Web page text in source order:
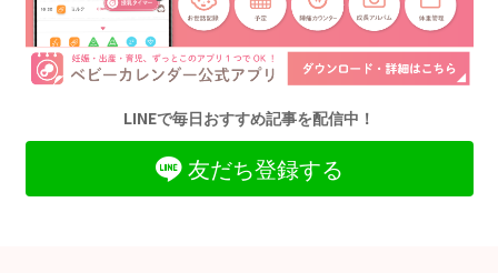
LINEで毎日おすすめ記事を配信中！
友だち登録する